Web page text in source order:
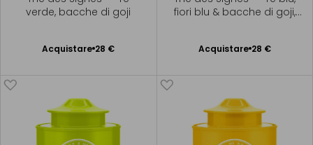
verde, bacche di goji
Acquistare 28 €
Aggiungere
fiori blu & bacche di goji,
Acquistare 28 €
Aggiungere